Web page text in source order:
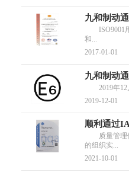
九和制动
ISO9001用
和...
2017-01-01
九和制动
2019年12
2019-12-01
顺利通过
质量管理体
的组织实...
2021-10-01